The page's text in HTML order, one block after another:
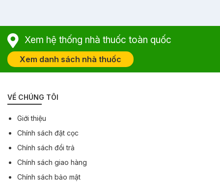
Xem hệ thống nhà thuốc toàn quốc
Xem danh sách nhà thuốc
VỀ CHÚNG TÔI
Giới thiệu
Chính sách đặt cọc
Chính sách đổi trả
Chính sách giao hàng
Chính sách bảo mật